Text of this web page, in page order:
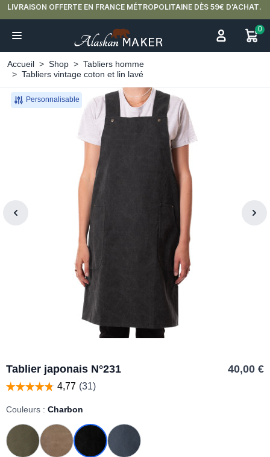
ALERTE NOUVEAUTÉS : DÉCOUVREZ NOS VERRES DOUBLE
0
Accueil Shop
Tabliers homme
Tabliers vintage coton et lin lavé
Personnalisable
Tablier japonais N°231 40,00 €
Couleurs : Charbon